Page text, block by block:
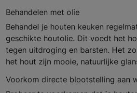
Behandelen met olie
Behandel je houten keuken
geschikte houtolie. Dit voedt het
tegen uitdroging en barsten. Het
het hout zijn mooie, natuurlijke
Voorkom directe blootstelling aan